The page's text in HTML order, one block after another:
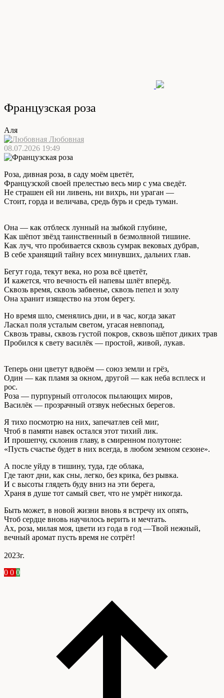
Французская роза
Аля
Любовная
08.07.2026 19:49
Роза, дивная роза, в саду моём цветёт,
Французской своей прелестью весь мир с ума сведёт.
Не страшен ей ни ливень, ни вихрь, ни ураган —
Стоит, горда и величава, средь бурь и средь туман.
Она — как отблеск лунный на зыбкой глубине,
Как шёпот звёзд таинственный в безмолвной тишине.
Как луч, что пробивается сквозь сумрак вековых дубрав,
В себе хранящий тайну всех минувших, дальних глав.
Бегут года, текут века, но роза всё цветёт,
И кажется, что вечность ей напевы шлёт вперёд.
Сквозь время, сквозь забвенье, сквозь пепел и золу
Она хранит изящество на этом берегу.
Но время шло, сменялись дни, и в час, когда закат
Ласкал поля усталым светом, угасая невпопад,
Сквозь травы, сквозь густой покров, сквозь шёпот диких трав
Пробился к свету василёк — простой, живой, лукав.
Теперь они цветут вдвоём — союз земли и грёз,
Один — как пламя за окном, другой — как неба всплеск и
рос.
Роза — пурпурный отголосок пылающих миров,
Василёк — прозрачный отзвук небесных берегов.
Я тихо посмотрю на них, запечатлев сей миг,
Чтоб в памяти навек остался этот тихий лик.
И прошепчу, склонив главу, в смиренном полутоне:
«Пусть счастье будет в них всегда, в любом земном сезоне».
А после уйду в тишину, туда, где облака,
Где тают дни, как сны, легко, без крика, без рывка.
И с высоты глядеть буду вниз на эти берега,
Храня в душе тот самый свет, что не умрёт никогда.
Быть может, в новой жизни вновь я встречу их опять,
Чтоб сердце вновь научилось верить и мечтать.
Ах, роза, милая моя, цвети из года в год —Твой нежный,
вечный аромат пусть время не сотрёт!
2023г.
0 0 0